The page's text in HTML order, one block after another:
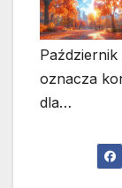
oznacza
dla…